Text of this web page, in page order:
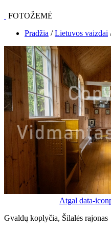
FOTOŽEMĖ
Pradžia /Lietuvos vaizdai
Atgal data-
Gvaldų koplyčia, Šilalės rajonas